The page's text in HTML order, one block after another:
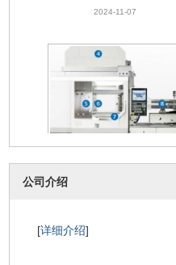
混动注塑机SYSTEC C MED
公司介绍
[详细介绍]